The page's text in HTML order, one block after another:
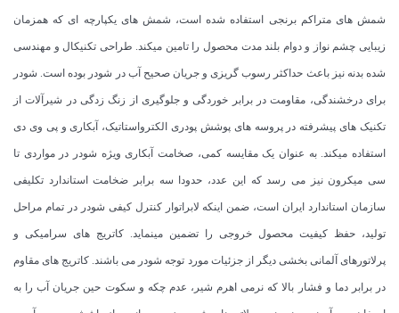
شمش های متراکم برنجی استفاده شده است، شمش های یکپارچه ای که همزمان
زیبایی چشم نواز و دوام بلند مدت محصول را تامین میکند. طراحی تکنیکال و مهندسی
شده بدنه نیز باعث حداکثر رسوب گریزی و جریان صحیح آب در شودر بوده است. شودر
برای درخشندگی، مقاومت در برابر خوردگی و جلوگیری از زنگ زدگی در شیرآلات از
تکنیک های پیشرفته در پروسه های پوشش پودری الکترواستاتیک، آبکاری و پی وی دی
استفاده میکند. به عنوان یک مقایسه کمی، صخامت آبکاری ویژه شودر در مواردی تا
سی میکرون نیز می رسد که این عدد، حدودا سه برابر ضخامت استاندارد تکلیفی
سازمان استاندارد ایران است، ضمن اینکه لابراتوار کنترل کیفی شودر در تمام مراحل
تولید، حفظ کیفیت محصول خروجی را تضمین مینماید. کاتریج های سرامیکی و
پرلاتورهای آلمانی بخشی دیگر از جزئیات مورد توجه شودر می باشند. کاتریج های مقاوم
در برابر دما و فشار بالا که نرمی اهرم شیر، عدم چکه و سکوت حین جریان آب را به